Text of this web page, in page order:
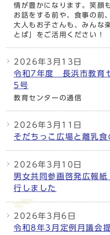
情が豊かになります。笑顔
お話をする前や、食事の前
大人もお子さんも、みんな
とば」をご活用ください！
2026年3月13日
令和7年度 長浜市教育
5号
教育センターの通信
2026年3月11日
そだちっこ広場と離乳
2026年3月10日
男女共同参画啓発広報
行しました
2026年3月6日
令和8年3月定例月議会